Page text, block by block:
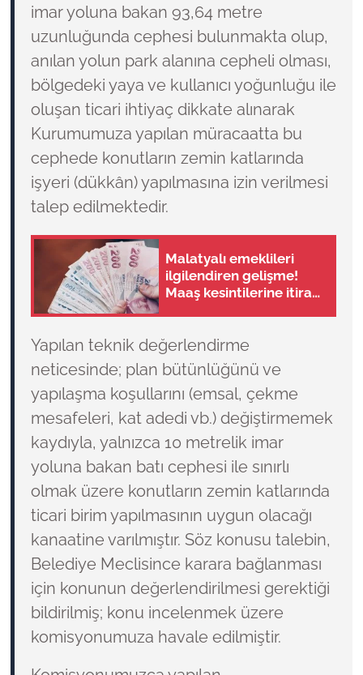
imar yoluna bakan 93,64 metre
uzunluğunda cephesi bulunmakta olup,
anılan yolun park alanına cepheli olması,
bölgedeki yaya ve kullanıcı yoğunluğu ile
oluşan ticari ihtiyaç dikkate alınarak
Kurumumuza yapılan müracaatta bu
cephede konutların zemin katlarında
işyeri (dükkân) yapılmasına izin verilmesi
talep edilmektedir.
Malatyalı emeklileri
ilgilendiren gelişme!
Maaş kesintilerine itiraz
Yapılan teknik değerlendirme
neticesinde; plan bütünlüğünü ve
yapılaşma koşullarını (emsal, çekme
mesafeleri, kat adedi vb.) değiştirmemek
kaydıyla, yalnızca 10 metrelik imar
yoluna bakan batı cephesi ile sınırlı
olmak üzere konutların zemin katlarında
ticari birim yapılmasının uygun olacağı
kanaatine varılmıştır. Söz konusu talebin,
Belediye Meclisince karara bağlanması
için konunun değerlendirilmesi gerektiği
bildirilmiş; konu incelenmek üzere
komisyonumuza havale edilmiştir.